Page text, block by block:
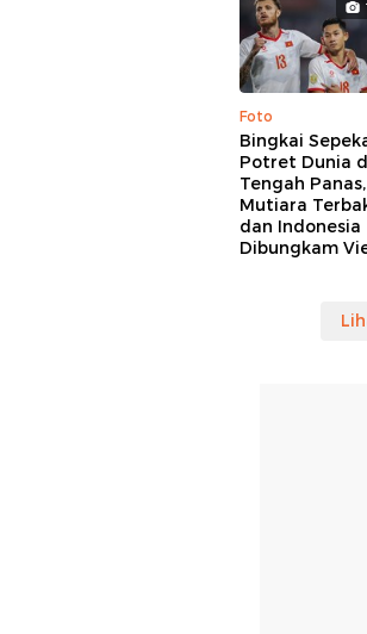
Foto
Bingkai
Potret Dunia
Tengah
Mutiara
dan Indonesia
Dibungkam